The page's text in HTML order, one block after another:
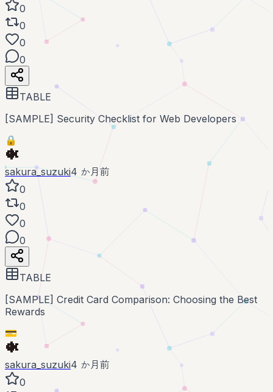
0
0
0
0
TABLE
[SAMPLE] Security Checklist for Web Developers
🔒
sakura_suzuki4 か月前
0
0
0
0
TABLE
[SAMPLE] Credit Card Comparison: Choosing the Best
Rewards
💳
sakura_suzuki4 か月前
0